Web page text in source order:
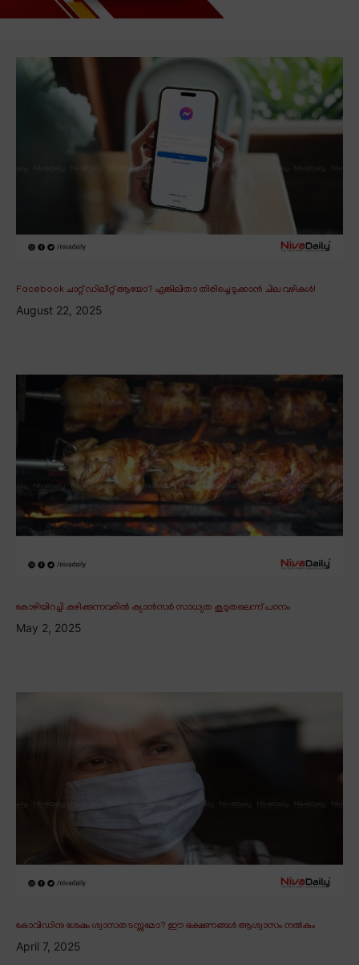
Facebook ചാറ്റ് ഡിലീറ്റ് ആയോ? എങ്കിലിതാ തിരിച്ചെടുക്കാൻ ചില വഴികൾ!
August 22, 2025
കോഴിയിറച്ചി കഴിക്കുന്നവരിൽ ക്യാൻസർ സാധ്യത കൂടുതലെന്ന് പഠനം
May 2, 2025
കോവിഡിനു ശേഷം ശ്വാസതടസ്സമോ? ഈ ഭക്ഷണങ്ങൾ ആശ്വാസം നൽകും
April 7, 2025